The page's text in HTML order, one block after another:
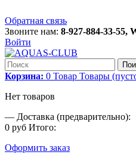
Обратная связь
Звоните нам: 8-927-884-33-55,
Войти
Корзина: 0 Товар Товары
Нет товаров
— Доставка (предварительно):
0 руб Итого:
Оформить заказ